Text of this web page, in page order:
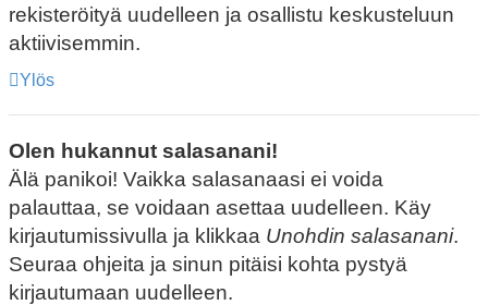
rekisteröityä uudelleen ja osallistu keskusteluun
aktiivisemmin.
Ylös
Olen hukannut salasanani!
Älä panikoi! Vaikka salasanaasi ei voida
palauttaa, se voidaan asettaa uudelleen. Käy
kirjautumissivulla ja klikkaa Unohdin salasanani.
Seuraa ohjeita ja sinun pitäisi kohta pystyä
kirjautumaan uudelleen.